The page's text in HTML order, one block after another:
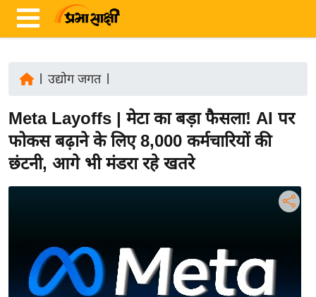
ज़ा
ख
र
उद्योग जगत|
Meta Layoffs | मेटा का बड़ा फैसला! AI पर
फोकस बढ़ाने के लिए 8,000 कर्मचारियों की
छंटनी, आगे भी मंडरा रहे खतरे